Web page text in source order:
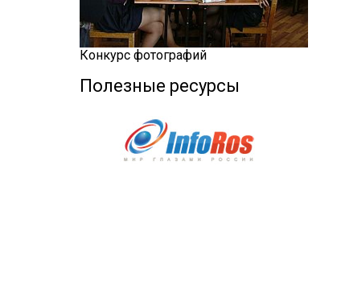
Конкурс фотографий
Полезные ресурсы